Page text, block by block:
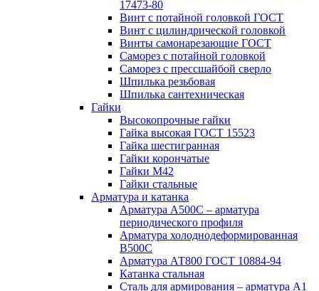
17473-80
Винт с потайной головкой ГОСТ
Винт с цилиндрической головкой
Винты самонарезающие ГОСТ
Саморез с потайной головкой
Саморез с прессшайбой сверло
Шпилька резьбовая
Шпилька сантехническая
Гайки
Высокопрочные гайки
Гайка высокая ГОСТ 15523
Гайка шестигранная
Гайки корончатые
Гайки М42
Гайки стальные
Арматура и катанка
Арматура А500С – арматура
периодического профиля
Арматура холоднодеформированная
В500С
Арматура АТ800 ГОСТ 10884-94
Катанка стальная
Сталь для армирования – арматура А1